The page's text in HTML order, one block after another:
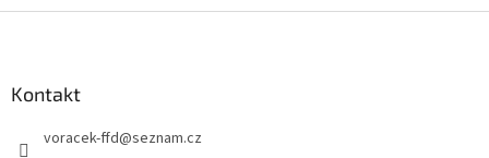
Kontakt
voracek-ffd@seznam.cz